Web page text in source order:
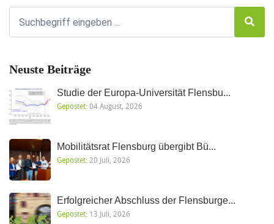
Neuste Beiträge
Studie der Europa-Universität Flensbu...
Gepostet:04 August, 2026
Mobilitätsrat Flensburg übergibt Bü...
Gepostet: 20 Juli, 2026
Erfolgreicher Abschluss der Flensburge...
Gepostet: 13 Juli, 2026